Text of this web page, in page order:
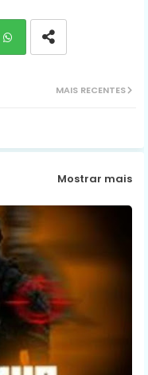
ap
MAIS RECENTES
Mostrar mais